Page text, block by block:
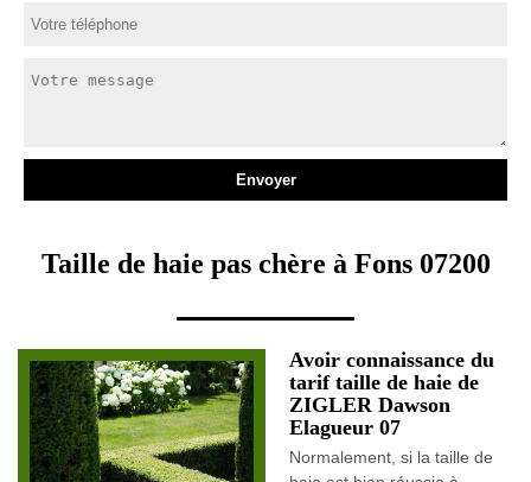
Taille de haie pas chère à Fons 07200
Avoir connaissance du
tarif taille de haie de
ZIGLER Dawson
Elagueur 07
Normalement, si la taille de